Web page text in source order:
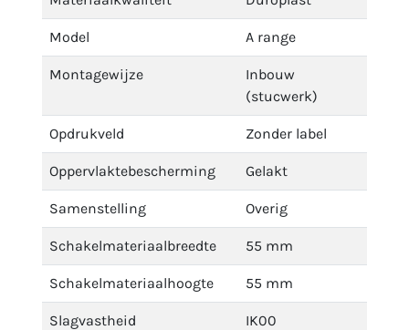
Model A range
Montagewijze
Inbouw
(stucwerk)
Opdrukveld Zonder label
Oppervlaktebescherming Gelakt
Samenstelling Overig
Schakelmateriaalbreedte 55 mm
Schakelmateriaalhoogte 55 mm
Slagvastheid IK00